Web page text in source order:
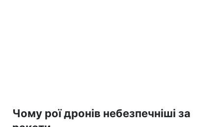
Чому рої дронів небезпечніші за